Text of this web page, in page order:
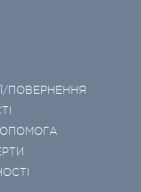
ПОВЕРНЕННЯ